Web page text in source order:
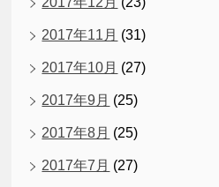
2017年11月 (31)
2017年10月 (27)
2017年9月 (25)
2017年8月 (25)
2017年7月 (27)